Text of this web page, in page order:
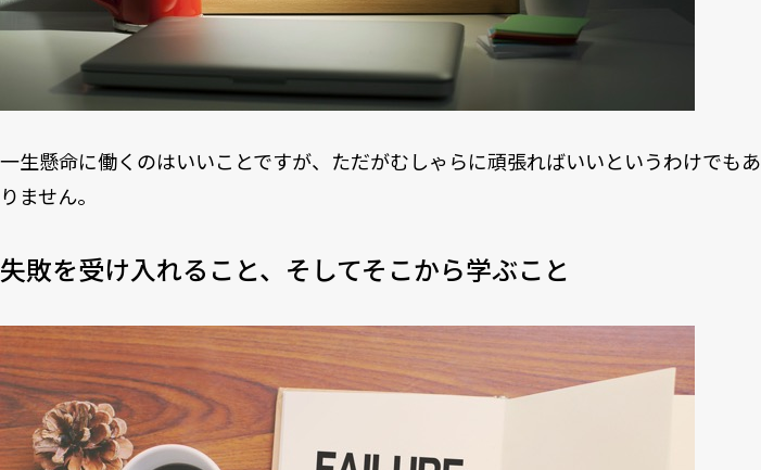
一生懸命に働くのはいいことですが、ただがむしゃらに頑張ればいいというわけでもあ
りません。
失敗を受け入れること、そしてそこから学ぶこと